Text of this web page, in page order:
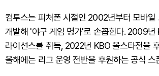
컴투스는 피처폰 시절인 2002년부터 모바일
개발해 '야구 게임 명가'로 손꼽힌다. 2009년
라이선스를 취득, 2022년 KBO 올스타전을
올해에는 리그 운영 전반을 후원하는 공식 스